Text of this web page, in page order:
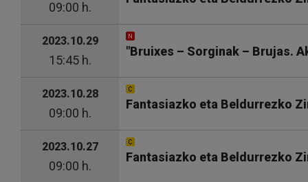
09:00 h.
2023.10.29
15:45 h.
"Bruixes – Sorginak – Brujas.
2023.10.28
09:00 h.
Fantasiazko eta Beldurrezko
2023.10.27
09:00 h.
Fantasiazko eta Beldurrezko